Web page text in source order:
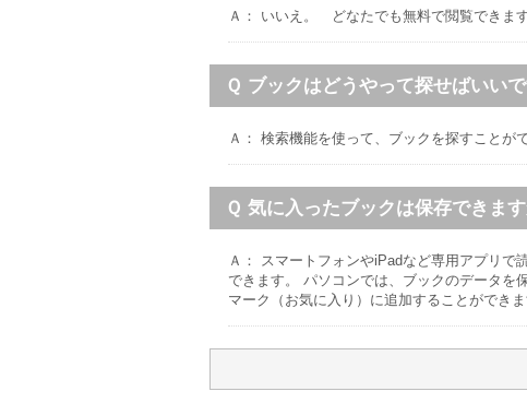
Ａ： いいえ。 どなたでも無料で閲覧できます
Ｑ ブックはどうやって探せばいい
Ａ： 検索機能を使って、ブックを探すことが
Ｑ 気に入ったブックは保存できます
Ａ： スマートフォンやiPadなど専用アプリで
できます。 パソコンでは、ブックのデータを
マーク（お気に入り）に追加することができま